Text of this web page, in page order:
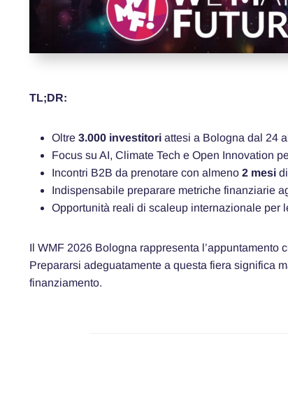
TL;DR:
Oltre 3.000 investitori attesi a Bologna dal 24
Focus su AI, Climate Tech e Open Innovation
Incontri B2B da prenotare con almeno 2 mesi
Indispensabile preparare metriche finanziarie
Opportunità reali di scaleup internazionale per
Il WMF 2026 Bologna rappresenta l’appuntamento
Prepararsi adeguatamente a questa fiera significa
finanziamento.